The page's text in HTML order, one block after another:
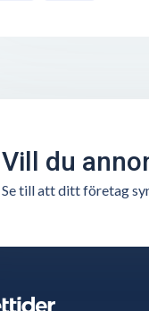
Vill du
Se till att ditt företag